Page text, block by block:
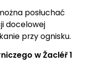
posłuchać
docelowej
przy ognisku.
w Žacléř 1